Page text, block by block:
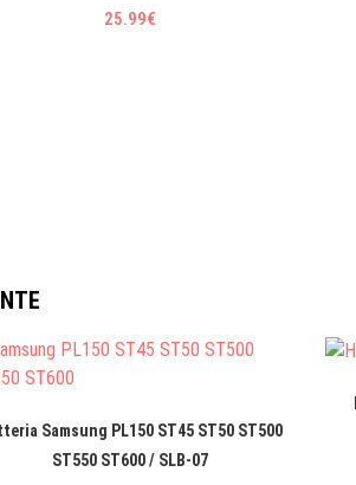
25.99€
Samsung PL150 ST45 ST50 ST500
ST550 ST600 / SLB-07